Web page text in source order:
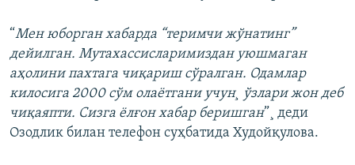
“Мен юборган хабарда “теримчи жўнатинг”
дейилган. Мутахассисларимиздан уюшмаган
аҳолини пахтага чиқариш сўралган. Одамлар
килосига 2000 сўм олаëтгани учун¸ ўзлари жон деб
чиқаяпти. Сизга ëлғон хабар беришган”¸ деди
Озодлик билан телефон суҳбатида Худойқулова.